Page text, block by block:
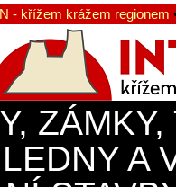
- křížem krážem regionem
A